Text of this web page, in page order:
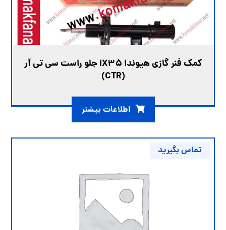
کمک فنر گازی هیوندا IX35 جلو راست سی تی آر
(CTR)
اطلاعات بیشتر
تماس بگیرید